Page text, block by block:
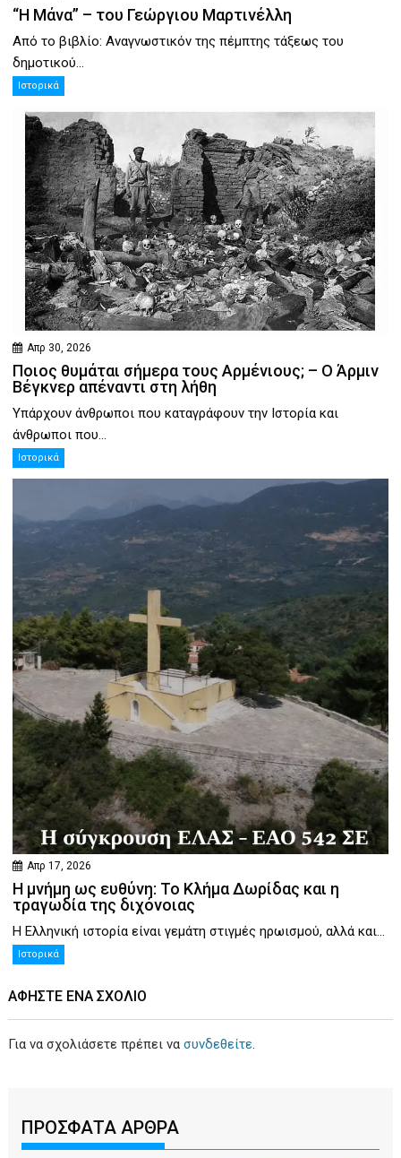
“Η Μάνα” – του Γεώργιου Μαρτινέλλη
Από το βιβλίο: Αναγνωστικόν της πέμπτης τάξεως του
δημοτικού...
Ιστορικά
Απρ 30, 2026
Ποιος θυμάται σήμερα τους Αρμένιους; – Ο Άρμιν
Βέγκνερ απέναντι στη λήθη
Υπάρχουν άνθρωποι που καταγράφουν την Ιστορία και
άνθρωποι που...
Ιστορικά
Απρ 17, 2026
Η μνήμη ως ευθύνη: Το Κλήμα Δωρίδας και η
τραγωδία της διχόνοιας
Η Ελληνική ιστορία είναι γεμάτη στιγμές ηρωισμού, αλλά και...
Ιστορικά
ΑΦΉΣΤΕ ΕΝΑ ΣΧΌΛΙΟ
Για να σχολιάσετε πρέπει νασυνδεθείτε.
ΠΡΟΣΦΑΤΑ ΑΡΘΡΑ